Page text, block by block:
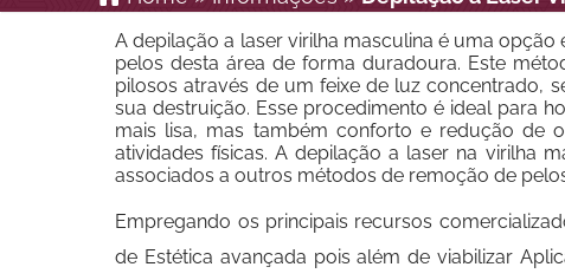
A depilação a laser virilha masculina é uma
pelos desta área de forma duradoura. Este
pilosos através de um feixe de luz concentrado,
sua destruição. Esse procedimento é ideal para
mais lisa, mas também conforto e redução de
atividades físicas. A depilação a laser na virilha
associados a outros métodos de remoção de
Empregando os principais recursos
de Estética avançada pois além de viabilizar